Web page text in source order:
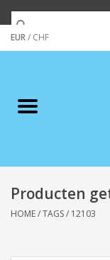
EUR/ CHF
Merken
Wonen/koken/
Producten
HOME/TAGS/ 12103